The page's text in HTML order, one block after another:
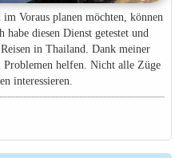
Voraus planen möchten, können
diesen Dienst getestet und
in Thailand. Dank meiner
helfen. Nicht alle Züge
interessieren.